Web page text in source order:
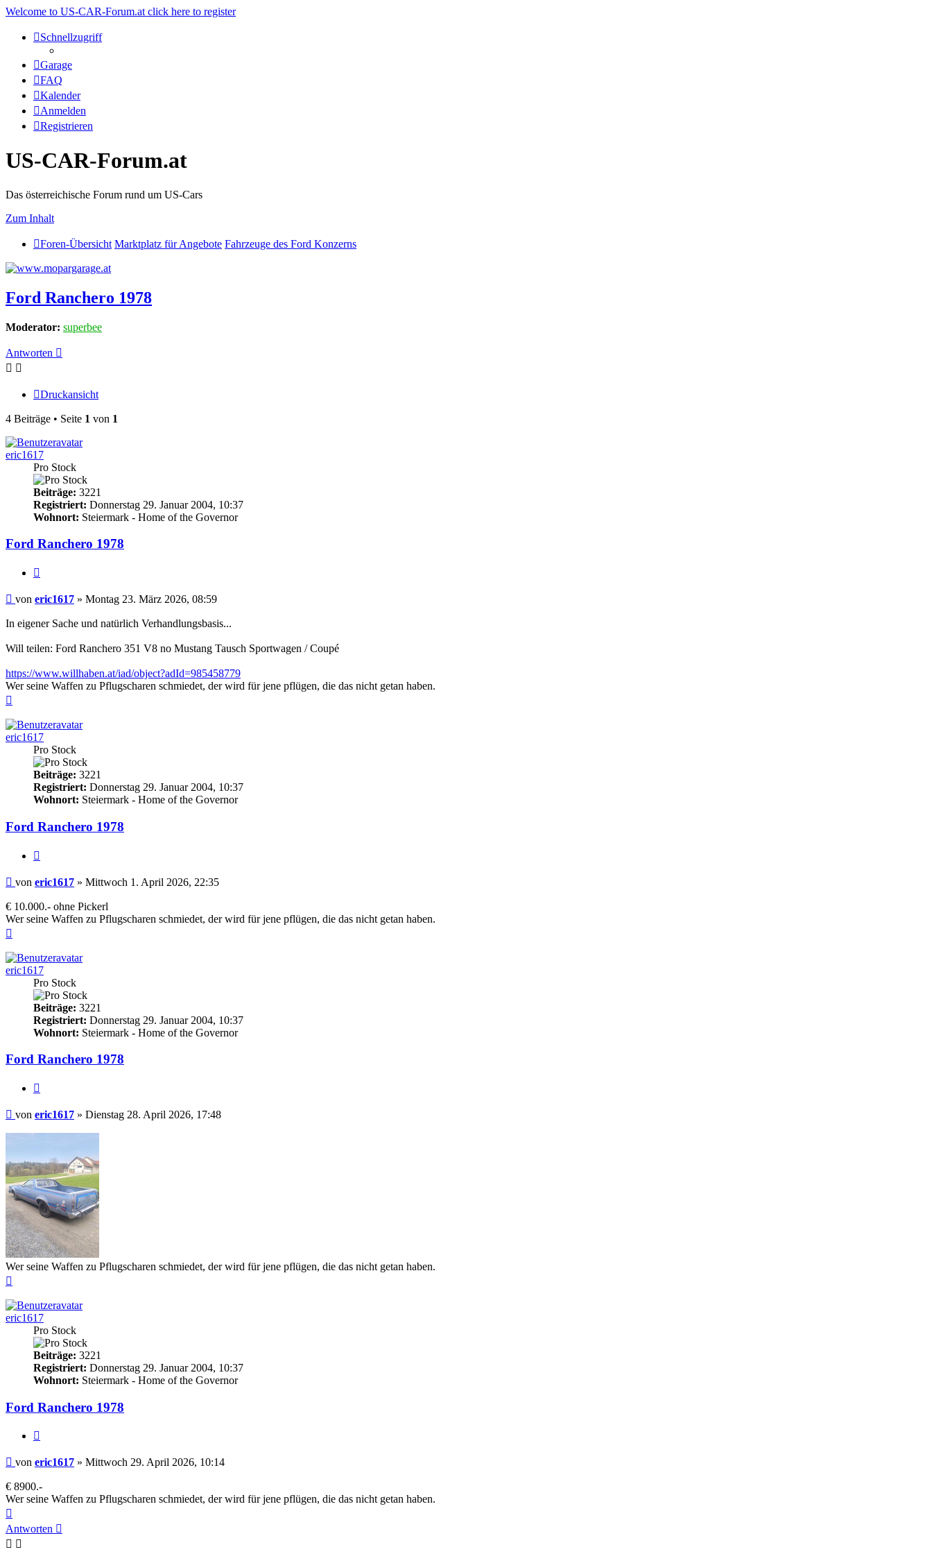
Welcome to US-CAR-Forum.at click here to register
Schnellzugriff
Garage
FAQ
Kalender
Anmelden
Registrieren
US-CAR-Forum.at
Das österreichische Forum rund um US-Cars
Zum Inhalt
Foren-Übersicht Marktplatz für Angebote Fahrzeuge des Ford Konzerns
Ford Ranchero 1978
Moderator: superbee
Antworten
Druckansicht
4 Beiträge • Seite 1 von 1
eric1617
Pro Stock
Beiträge: 3221
Registriert: Donnerstag 29. Januar 2004, 10:37
Wohnort: Steiermark - Home of the Governor
Ford Ranchero 1978
Beitrag
von eric1617 » Montag 23. März 2026, 08:59
In eigener Sache und natürlich Verhandlungsbasis...
Will teilen: Ford Ranchero 351 V8 no Mustang Tausch Sportwagen / Coupé
https://www.willhaben.at/iad/object?adId=985458779
Wer seine Waffen zu Pflugscharen schmiedet, der wird für jene pflügen, die das nicht getan haben.
eric1617
Pro Stock
Beiträge: 3221
Registriert: Donnerstag 29. Januar 2004, 10:37
Wohnort: Steiermark - Home of the Governor
Ford Ranchero 1978
Beitrag
von eric1617 » Mittwoch 1. April 2026, 22:35
€ 10.000.- ohne Pickerl
Wer seine Waffen zu Pflugscharen schmiedet, der wird für jene pflügen, die das nicht getan haben.
eric1617
Pro Stock
Beiträge: 3221
Registriert: Donnerstag 29. Januar 2004, 10:37
Wohnort: Steiermark - Home of the Governor
Ford Ranchero 1978
Beitrag
von eric1617 » Dienstag 28. April 2026, 17:48
Wer seine Waffen zu Pflugscharen schmiedet, der wird für jene pflügen, die das nicht getan haben.
eric1617
Pro Stock
Beiträge: 3221
Registriert: Donnerstag 29. Januar 2004, 10:37
Wohnort: Steiermark - Home of the Governor
Ford Ranchero 1978
Beitrag
von eric1617 » Mittwoch 29. April 2026, 10:14
€ 8900.-
Wer seine Waffen zu Pflugscharen schmiedet, der wird für jene pflügen, die das nicht getan haben.
oben
Antworten